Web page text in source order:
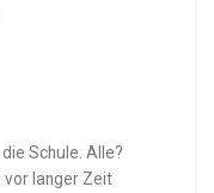
Schule. Alle?
vor langer Zeit